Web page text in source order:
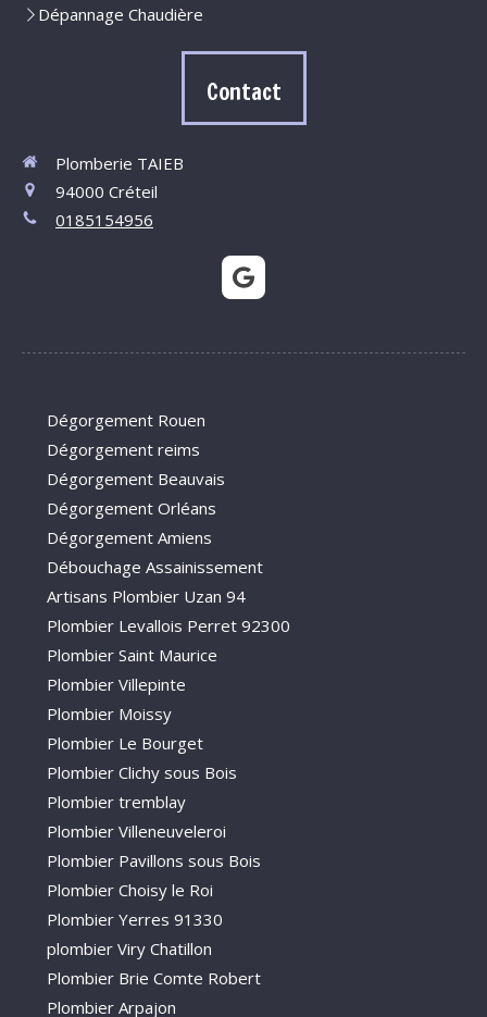
Dépannage Chaudière
Contact
Plomberie TAIEB
94000 Créteil
0185154956
Dégorgement Rouen
Dégorgement reims
Dégorgement Beauvais
Dégorgement Orléans
Dégorgement Amiens
Débouchage Assainissement
Artisans Plombier Uzan 94
Plombier Levallois Perret 92300
Plombier Saint Maurice
Plombier Villepinte
Plombier Moissy
Plombier Le Bourget
Plombier Clichy sous Bois
Plombier tremblay
Plombier Villeneuveleroi
Plombier Pavillons sous Bois
Plombier Choisy le Roi
Plombier Yerres 91330
plombier Viry Chatillon
Plombier Brie Comte Robert
Plombier Arpajon